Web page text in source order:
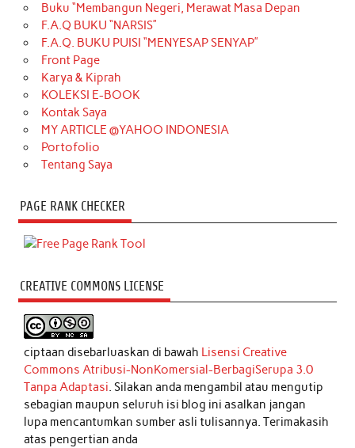
Buku “Membangun Negeri, Merawat Masa Depan
F.A.Q BUKU “NARSIS”
F.A.Q. BUKU PUISI “MENYESAP SENYAP”
Front Page
Karya & Kiprah
KOLEKSI E-BOOK
Kontak Saya
MY ARTICLE @YAHOO INDONESIA
Portofolio
Tentang Saya
PAGE RANK CHECKER
CREATIVE COMMONS LICENSE
ciptaan disebarluaskan di bawah Lisensi Creative
Commons Atribusi-NonKomersial-BerbagiSerupa 3.0
Tanpa Adaptasi. Silakan anda mengambil atau mengutip
sebagian maupun seluruh isi blog ini asalkan jangan
lupa mencantumkan sumber asli tulisannya. Terimakasih
atas pengertian anda